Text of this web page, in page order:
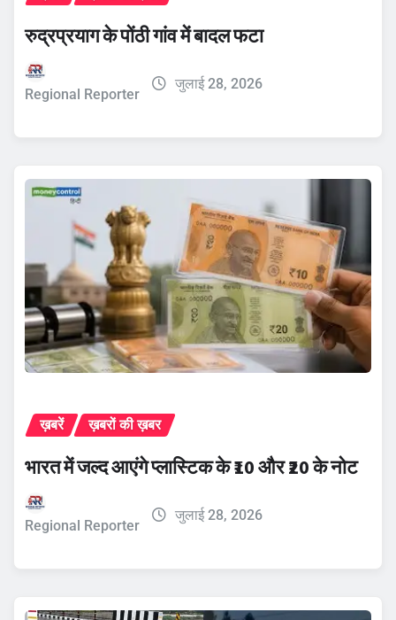
रुद्रप्रयाग के पोंठी गांव में बादल फटा
Regional Reporter
जुलाई 28, 2026
ख़बरें ख़बरों की ख़बर
भारत में जल्द आएंगे प्लास्टिक के ₹10 और ₹20 के नोट
Regional Reporter
जुलाई 28, 2026